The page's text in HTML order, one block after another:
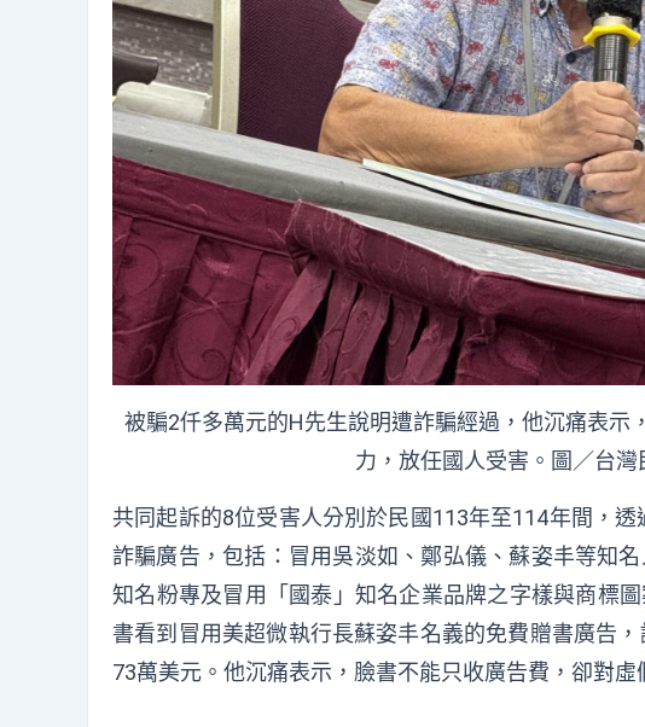
被騙2仟多萬元的H先生說明遭詐騙經過，他沉痛表示
力，放任國人受害。圖／台
共同起訴的8位受害人分別於民國113年至114年間，
詐騙廣告，包括：冒用吳淡如、鄭弘儀、蘇姿丰等知
知名粉專及冒用「國泰」知名企業品牌之字樣與商標
書看到冒用美超微執行長蘇姿丰名義的免費贈書廣告
73萬美元。他沉痛表示，臉書不能只收廣告費，卻對虛